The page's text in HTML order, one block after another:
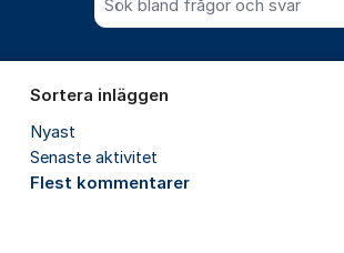
Sortera inläggen
Nyast
Senaste aktivitet
Flest kommentarer